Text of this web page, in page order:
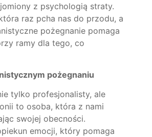
z psychologią straty.
raz pcha nas do przodu, a
pożegnanie pomaga
ramy dla tego, co
pożegnaniu
tylko profesjonalisty, ale
to osoba, która z nami
swojej obecności.
emocji, który pomaga